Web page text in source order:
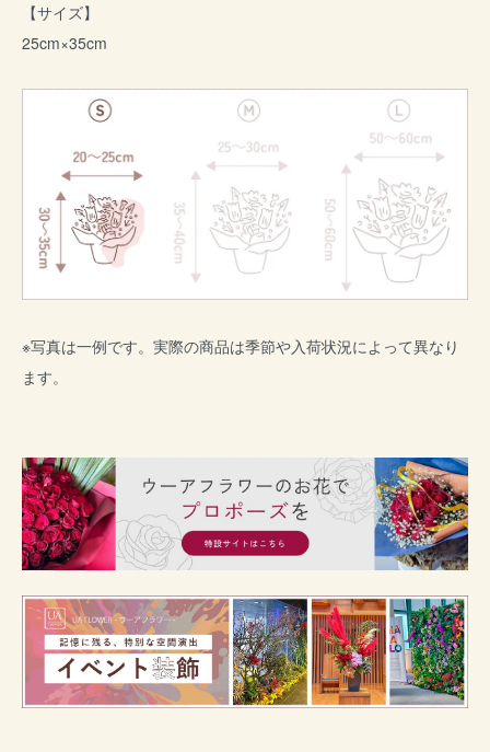
【サイズ】
25cm×35cm
※写真は一例です。実際の商品は季節や入荷状況によって異なり
ます。